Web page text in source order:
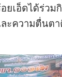
เอ็ดได้ร่วม
ะความตื่นต